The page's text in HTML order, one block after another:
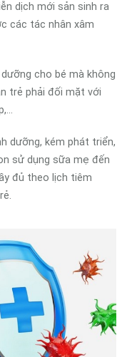
dịch mới sản sinh ra
các tác nhân xâm
cho bé mà không
trẻ phải đối mặt với
dưỡng, kém phát triển,
sử dụng sữa mẹ đến
đủ theo lịch tiêm